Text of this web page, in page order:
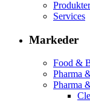
Produkter
Services
Markeder
Food &
Pharma
Pharma